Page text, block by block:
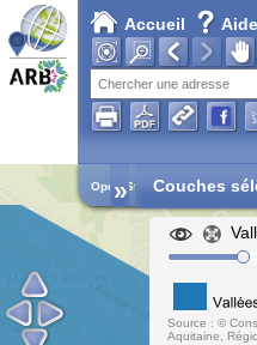
Accueil Aide
Open Street Map
» Couches
Source : ©
Aquitaine,